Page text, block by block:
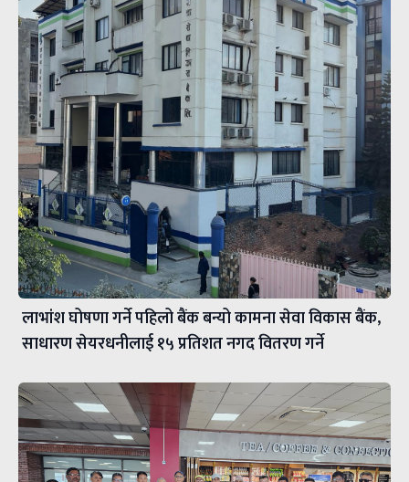
लाभांश घोषणा गर्ने पहिलो बैंक बन्यो कामना सेवा विकास बैंक,
साधारण सेयरधनीलाई १५ प्रतिशत नगद वितरण गर्ने